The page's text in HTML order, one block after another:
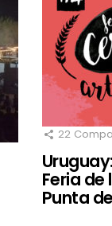
22
Feria
Punta